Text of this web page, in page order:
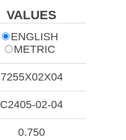
VALUES
ENGLISH
METRIC
7255X02X04
C2405-02-04
0.750